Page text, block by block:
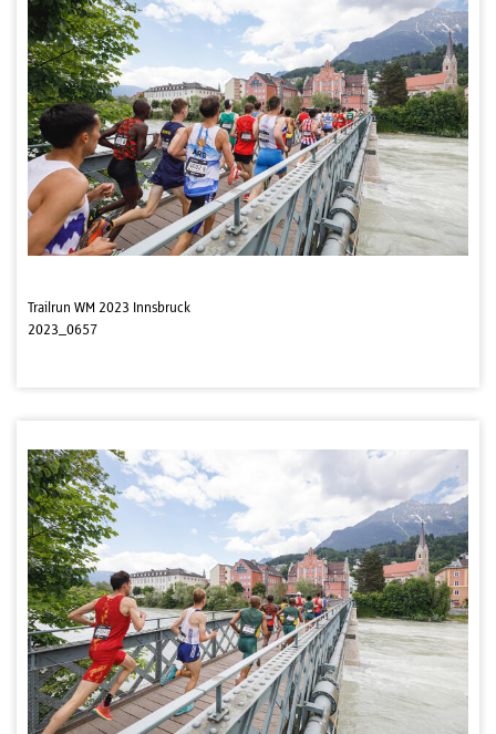
Trailrun WM 2023 Innsbruck
2023_0657